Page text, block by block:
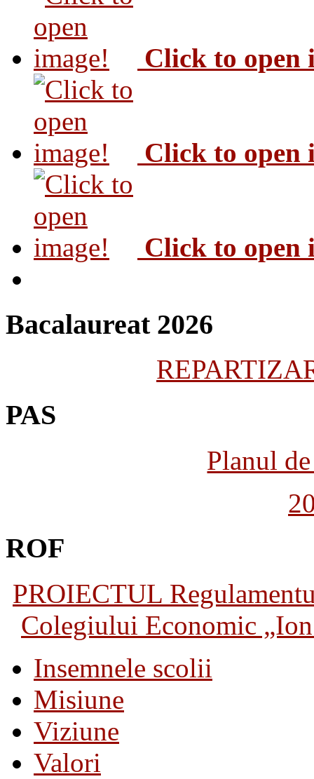
Click to open
Click to open
Click to open
Bacalaureat 2026
PAS
Planul
ROF
PROIECTUL
Colegiului Economic
Insemnele scolii
Misiune
Viziune
Valori